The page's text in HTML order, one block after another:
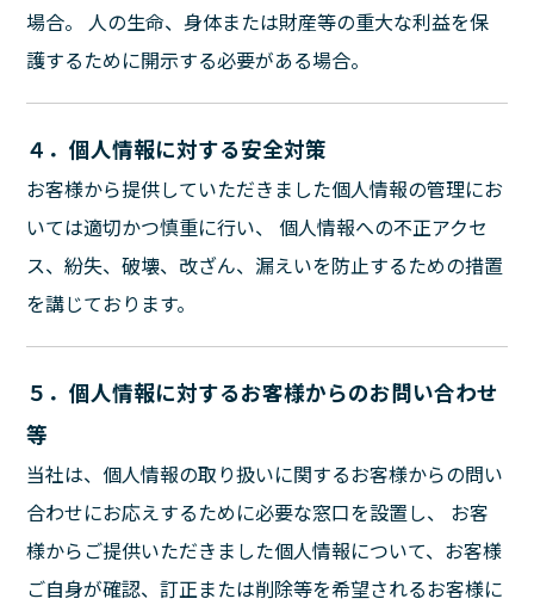
場合。 人の生命、身体または財産等の重大な利益を保
護するために開示する必要がある場合。
４．個人情報に対する安全対策
お客様から提供していただきました個人情報の管理にお
いては適切かつ慎重に行い、 個人情報への不正アクセ
ス、紛失、破壊、改ざん、漏えいを防止するための措置
を講じております。
５．個人情報に対するお客様からのお問い合わせ
等
当社は、個人情報の取り扱いに関するお客様からの問い
合わせにお応えするために必要な窓口を設置し、 お客
様からご提供いただきました個人情報について、お客様
ご自身が確認、訂正または削除等を希望されるお客様に